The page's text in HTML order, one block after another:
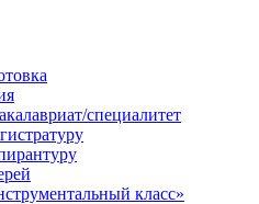
специалитет
класс»